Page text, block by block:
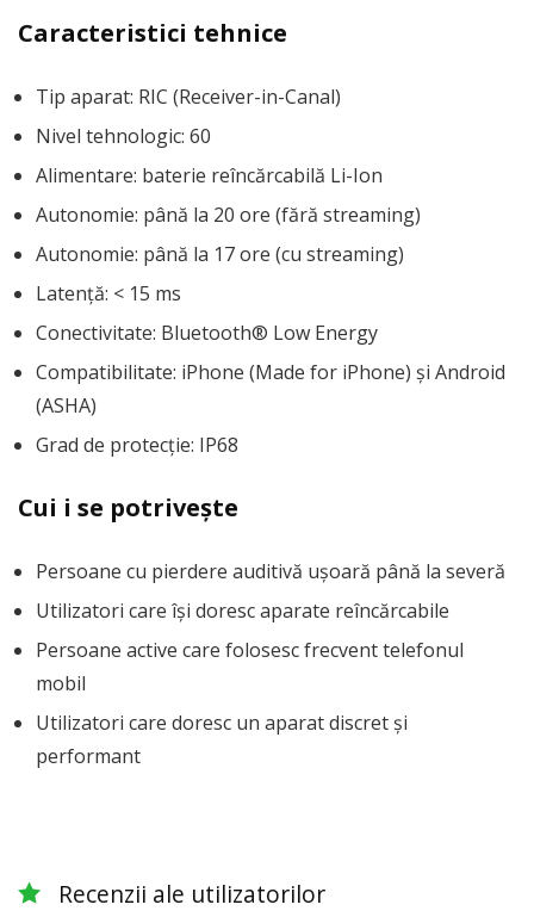
Caracteristici tehnice
Tip aparat: RIC (Receiver-in-Canal)
Nivel tehnologic: 60
Alimentare: baterie reîncărcabilă Li-Ion
Autonomie: până la 20 ore (fără streaming)
Autonomie: până la 17 ore (cu streaming)
Latență: < 15 ms
Conectivitate: Bluetooth® Low Energy
Compatibilitate: iPhone (Made for iPhone) și Android
(ASHA)
Grad de protecție: IP68
Cui i se potrivește
Persoane cu pierdere auditivă ușoară până la severă
Utilizatori care își doresc aparate reîncărcabile
Persoane active care folosesc frecvent telefonul
mobil
Utilizatori care doresc un aparat discret și
performant
Recenzii ale utilizatorilor